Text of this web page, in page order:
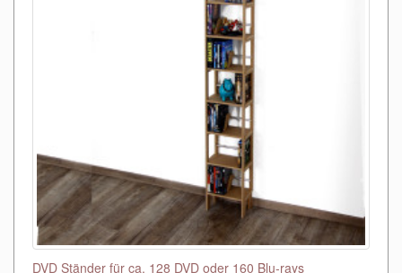
DVD Ständer für ca. 128 DVD oder 160 Blu-rays